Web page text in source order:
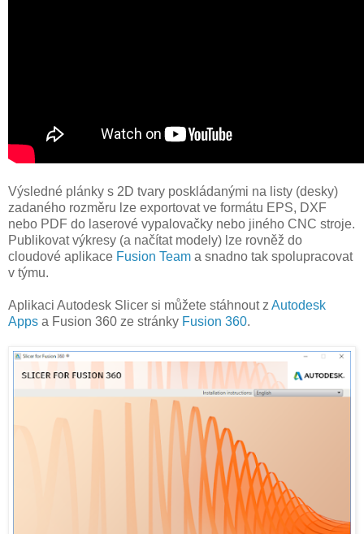
Výsledné plánky s 2D tvary poskládanými na listy (desky)
zadaného rozměru lze exportovat ve formátu EPS, DXF
nebo PDF do laserové vypalovačky nebo jiného CNC stroje.
Publikovat výkresy (a načítat modely) lze rovněž do
cloudové aplikace Fusion Team a snadno tak spolupracovat
v týmu.
Aplikaci Autodesk Slicer si můžete stáhnout z Autodesk
Apps a Fusion 360 ze stránky Fusion 360.